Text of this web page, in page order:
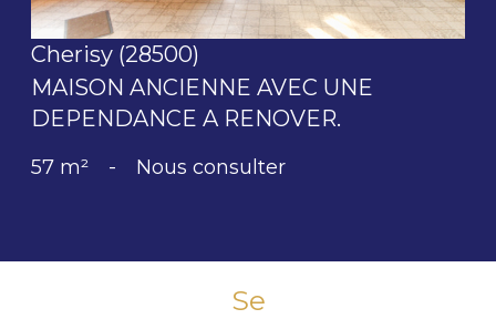
Cherisy (28500)
MAISON ANCIENNE AVEC UNE
DEPENDANCE A RENOVER.
57 m² - Nous consulter
Se